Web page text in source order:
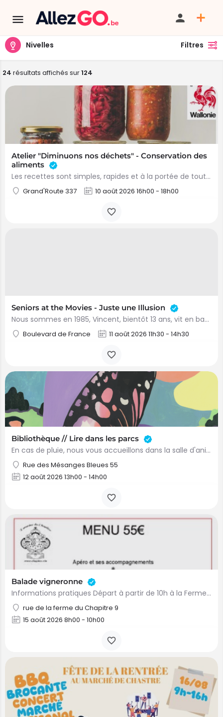
Nivelles Filtres
24 résultats affichés sur124
Atelier "Diminuons nos déchets" - Conservation des
aliments
Les recettes sont simples, rapides et à la portée de toutes et tous. Une bonne occasion de consommer des…
Grand'Route 337 10 août 2026 16h00 - 18h00
Seniors at the Movies - Juste une Illusion
Nous sommes en 1985, Vincent, bientôt 13 ans, vit en banlieue parisienne dans une famille de la classe…
Boulevard de France 11 août 2026 11h30 - 14h30
Bibliothèque // Lire dans les parcs
En cas de pluie, nous vous accueillons dans la salle d'animation de la Bibliothèque. Une animation en…
Rue des Mésanges Bleues 55
12 août 2026 13h00 - 14h00
Balade vigneronne
Informations pratiques Départ à partir de 10h à la Ferme du Chapitre, rue Ferme du Chapitre, 9 à 1401…
rue de la ferme du Chapitre 9
15 août 2026 8h00 - 10h00